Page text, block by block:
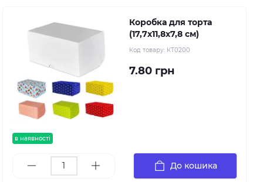
в наявності
Коробка для торта
(17,7х11,8х7,8 см)
Код товару: КТ0200
7.80 грн
До кошика